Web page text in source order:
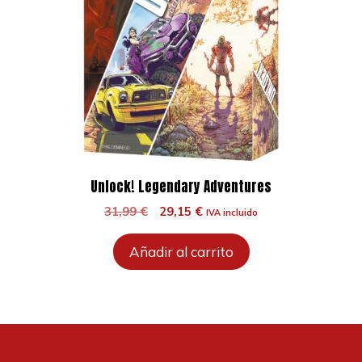
Unlock! Legendary Adventures
31,99€
El
original
era:
29,15 €El
actual
es:
IVA incluido
Añadir al carrito